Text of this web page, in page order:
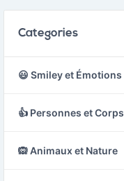
Categories
😃 Smiley et Émotions
👍 Personnes et Corps
🙉 Animaux et Nature